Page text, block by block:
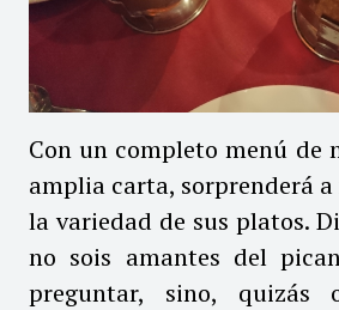
Con un completo menú de
amplia carta, sorprenderá
la variedad de sus platos.
no sois amantes del
preguntar, sino, quizás